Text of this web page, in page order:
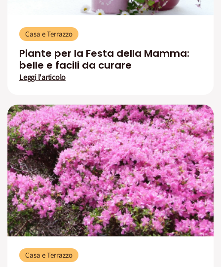
Casa e Terrazzo
Piante per la Festa della Mamma:
belle e facili da curare
Leggi l'articolo
Casa e Terrazzo